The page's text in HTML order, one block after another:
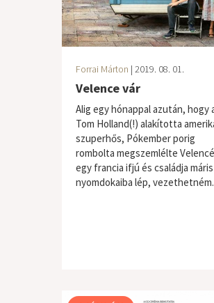
Forrai Márton | 2019. 08. 01.
Velence vár
Alig egy hónappal azután, hogy
Tom Holland(!) alakította
szuperhős, Pókember porig
rombolta megszemlélte
egy francia ifjú és családja máris
nyomdokaiba lép,